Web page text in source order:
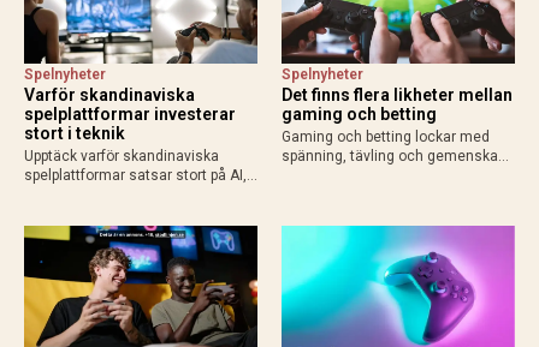
Varför skandinaviska
spelplattformar investerar
stort i teknik
Spelnyheter
Upptäck varför skandinaviska
spelplattformar satsar stort på AI,
konkurrenskraft.
Det finns flera likheter mellan
gaming och betting
Spelnyheter
Gaming och betting lockar med
spänning, tävling och gemenskap.